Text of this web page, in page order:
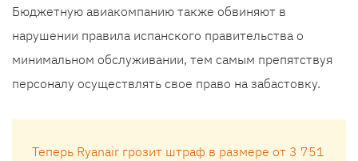
Бюджетную авиакомпанию также обвиняют в
нарушении правила испанского правительства о
минимальном обслуживании, тем самым препятствуя
персоналу осуществлять свое право на забастовку.
Теперь Ryanair грозит штраф в размере от 3 751